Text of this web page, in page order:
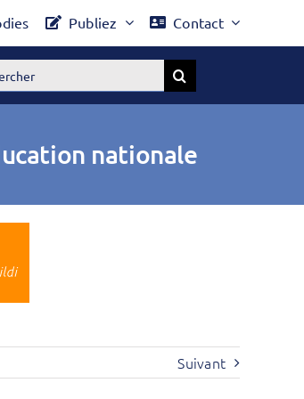
Publiez Contact
nationale
Suivant